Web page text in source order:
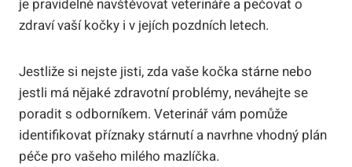
je pravidelně navštěvovat veterináře a pečovat o
zdraví vaší kočky i v jejích pozdních letech.
Jestliže si nejste jisti, zda vaše kočka stárne nebo
jestli má nějaké zdravotní problémy, neváhejte se
poradit s odborníkem. Veterinář vám pomůže
identifikovat příznaky stárnutí a navrhne vhodný plán
péče pro vašeho milého mazlíčka.